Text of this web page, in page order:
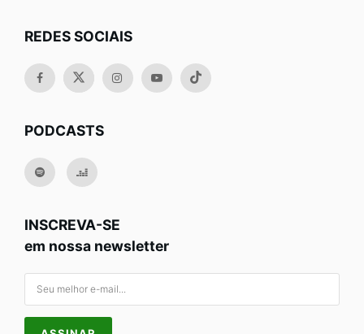
REDES SOCIAIS
PODCASTS
INSCREVA-SE
em nossa newsletter